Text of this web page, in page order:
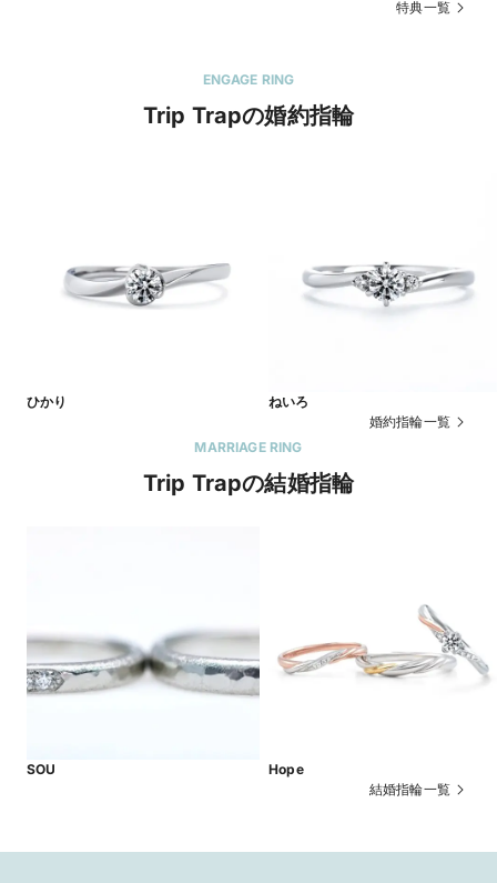
特典一覧
ENGAGE RING
Trip Trapの婚約指輪
ひかり
ねいろ
婚約指輪一覧
MARRIAGE RING
Trip Trapの結婚指輪
SOU
Hope
結婚指輪一覧